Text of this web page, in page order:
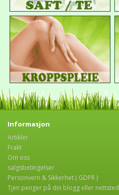
Informasjon
Artikler
Frakt
Om oss
salgsbetingelser
Personvern & Sikkerhet ( GDPR )
Tjen penger på din blogg eller nettsted